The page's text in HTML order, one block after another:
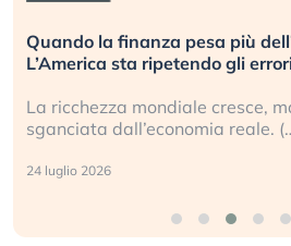
Quando la finanza pesa più
L’America sta ripetendo gli
La ricchezza mondiale cresce,
sganciata dall’economia reale.
24 luglio 2026